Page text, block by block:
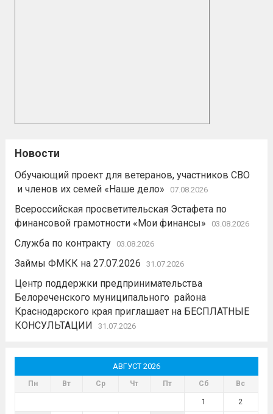
Новости
Обучающий проект для ветеранов, участников СВО
и членов их семей «Наше дело»
07.08.2026
Всероссийская просветительская Эстафета по
финансовой грамотности «Мои финансы»
03.08.2026
Служба по контракту 03.08.2026
Займы ФМКК на 27.07.2026 31.07.2026
Центр поддержки предпринимательства
Белореченского муниципального района
Краснодарского края приглашает на БЕСПЛАТНЫЕ
КОНСУЛЬТАЦИИ
31.07.2026
АВГУСТ 2026
Пн Вт Ср Чт Пт Сб Вс
1 2